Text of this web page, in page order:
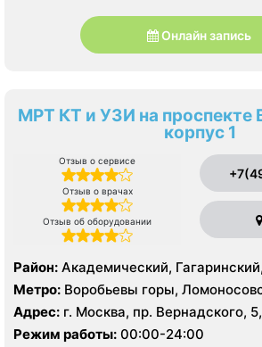
Онлайн запись
МРТ КТ и УЗИ на проспекте
корпус 1
Отзыв о сервисе
Отзыв о врачах
Отзыв об оборудовании
Район: Академический,
Метро: Воробьевы горы,
Университет
Адрес:
г. Москва, пр.
Режим работы: 00:00-24:00